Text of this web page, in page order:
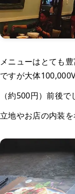
メニューはとても
ですが大体
（約500円）前後で
立地やお店の内装